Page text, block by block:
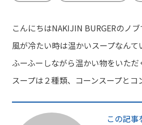
こんにちはNAKIJIN BURGERのノ
風が冷たい時は温かいスープなんて
ふーふーしながら温かい物をいた
スープは２種類、コーンスープと
この記事